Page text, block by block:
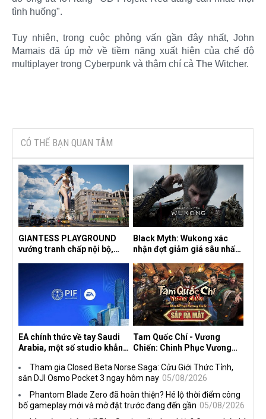
tình huống".
Tuy nhiên, trong cuộc phỏng vấn gần đây nhất, John
Mamais đã úp mở về tiềm năng xuất hiện của chế độ
multiplayer trong Cyberpunk và thậm chí cả The Witcher.​
CÓ THỂ BẠN QUAN TÂM
GIANTESS PLAYGROUND
vướng tranh chấp nội bộ,
ngầm chiếm đoạt doanh thu
Black Myth: Wukong xác
nhận đợt giảm giá sâu nhất
trên mọi nền tảng
EA chính thức về tay Saudi
Arabia, một số studio khẳng
lược DEI
Tam Quốc Chí - Vương
Chiến: Chinh Phục Vương
sáu thị trường Đông Nam Á
Tham gia Closed Beta Norse Saga: Cửu Giới Thức Tỉnh,
săn DJI Osmo Pocket 3 ngay hôm nay 05/08/2026
Phantom Blade Zero đã hoàn thiện? Hé lộ thời điểm công
bố gameplay mới và mở đặt trước đang đến gần 05/08/2026